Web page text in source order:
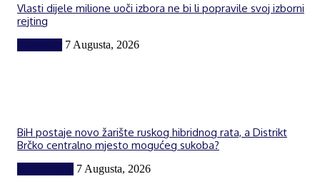
Vlasti dijele milione uoči izbora ne bi li popravile svoj izborni
rejting
7 Augusta, 2026
BiH postaje novo žarište ruskog hibridnog rata, a Distrikt
Brčko centralno mjesto mogućeg sukoba?
7 Augusta, 2026